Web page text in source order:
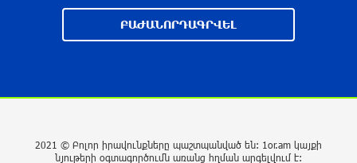
քննություն է սկսվել Լայպցիգի
օդանավակայանում պայթուցիկով անօդաչու
սարք հայտնաբերելուց հետո
7 ժամ առաջ
ԲԱԺԱՆՈՐԴԱԳՐՎԵԼ
2021 © Բոլոր իրավունքները պաշտպանված են: 1or.am կայքի
նյութերի օգտագործումն առանց հղման արգելվում է: